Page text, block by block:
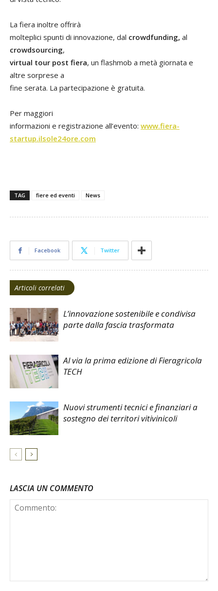
La fiera inoltre offrirà
molteplici spunti di innovazione, dal crowdfunding, al
crowdsourcing,
virtual tour post fiera, un flashmob a metà giornata e
altre sorprese a
fine serata. La partecipazione è gratuita.
Per maggiori
informazioni e registrazione all’evento: www.fiera-
startup.ilsole24ore.com
TAG fiere ed eventi News
Facebook Twitter
Articoli correlati
L’innovazione sostenibile e condivisa
parte dalla fascia trasformata
Al via la prima edizione di Fieragricola
TECH
Nuovi strumenti tecnici e finanziari a
sostegno dei territori vitivinicoli
LASCIA UN COMMENTO